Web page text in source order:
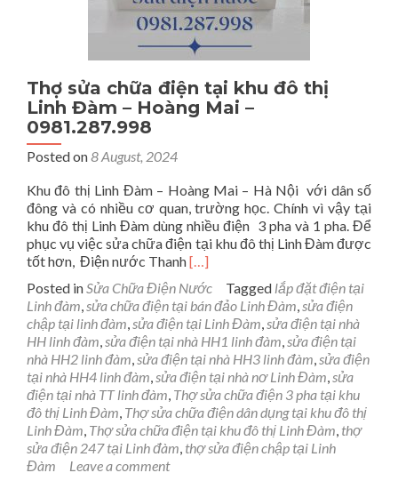
Thợ sửa chữa điện tại khu đô thị
Linh Đàm – Hoàng Mai –
0981.287.998
Posted on8 August, 2024
Khu đô thị Linh Đàm – Hoàng Mai – Hà Nội với dân số
đông và có nhiều cơ quan, trường học. Chính vì vậy tại
khu đô thị Linh Đàm dùng nhiều điện 3 pha và 1 pha. Để
phục vụ việc sửa chữa điện tại khu đô thị Linh Đàm được
tốt hơn, Điện nước ThanhRead
more
about
Thợ
sửa
chữa
điện
tại
khu
đô
thị
Linh
[…]
Posted inSửa Chữa Điện Nước Tagged lắp đặt điện tại
Linh đàm,sửa chữa điện tại bán đảo Linh Đàm,sửa điện
chập tại linh đàm,sửa điện tại Linh Đàm,sửa điện tại nhà
HH linh đàm,sửa điện tại nhà HH1 linh đàm,sửa điện tại
nhà HH2 linh đàm,sửa điện tại nhà HH3 linh đàm,sửa điện
tại nhà HH4 linh đàm,sửa điện tại nhà nơ Linh Đàm,sửa
điện tại nhà TT linh đàm, Thợ sửa chữa điện 3 pha tại khu
đô thị Linh Đàm, Thợ sửa chữa điện dân dụng tại khu đô thị
Linh Đàm, Thợ sửa chữa điện tại khu đô thị Linh Đàm, thợ
sửa điện 247 tại Linh đàm, thợ sửa điện chập tại Linh
Đàm
Leave a comment